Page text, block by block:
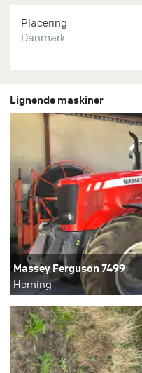
Placering
Danmark
Lignende maskiner
Massey Ferguson 7499
Herning